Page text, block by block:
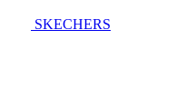
SKECHERS